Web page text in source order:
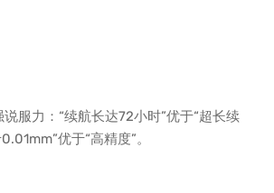
服力：“续航长达72小时”优于“超长续
优于“高精度”。